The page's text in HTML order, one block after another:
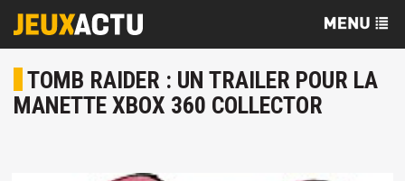
TOMB RAIDER : UN TRAILER POUR LA
MANETTE XBOX 360 COLLECTOR